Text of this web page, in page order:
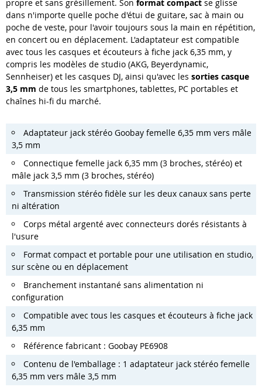
propre et sans grésillement. Son format compact se glisse
dans n'importe quelle poche d'étui de guitare, sac à main ou
poche de veste, pour l'avoir toujours sous la main en répétition,
en concert ou en déplacement. L'adaptateur est compatible
avec tous les casques et écouteurs à fiche jack 6,35 mm, y
compris les modèles de studio (AKG, Beyerdynamic,
Sennheiser) et les casques DJ, ainsi qu'avec les sorties casque
3,5 mm de tous les smartphones, tablettes, PC portables et
chaînes hi-fi du marché.
Adaptateur jack stéréo Goobay femelle 6,35 mm vers mâle
3,5 mm
Connectique femelle jack 6,35 mm (3 broches, stéréo) et
mâle jack 3,5 mm (3 broches, stéréo)
Transmission stéréo fidèle sur les deux canaux sans perte
ni altération
Corps métal argenté avec connecteurs dorés résistants à
l'usure
Format compact et portable pour une utilisation en studio,
sur scène ou en déplacement
Branchement instantané sans alimentation ni
configuration
Compatible avec tous les casques et écouteurs à fiche jack
6,35 mm
Référence fabricant : Goobay PE6908
Contenu de l'emballage : 1 adaptateur jack stéréo femelle
6,35 mm vers mâle 3,5 mm